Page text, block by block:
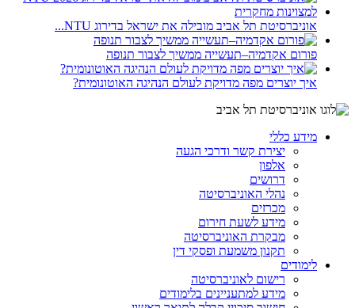
אוניברסיטת תל אביב מובילה את ישראל בדירוג NTU...
פורום אקדמיה–תעשייה ממשיך לצבור תנופה
איך יוצרים מפה מדויקת לעולם הנהיגה האוטונומית?
מידע כללי
יצירת קשר ודרכי הגעה
אלפון
דרושים
נהלי האוניברסיטה
מכרזים
מידע לשעת חירום
מבקרת האוניברסיטה
תקנון משמעת ופסקי דין
לימודים
רישום לאוניברסיטה
מידע למתעניינים בלימודים